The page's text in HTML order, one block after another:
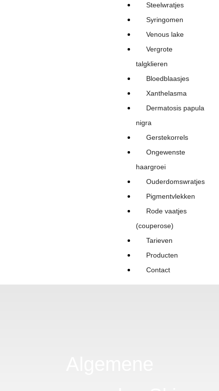
Steelwratjes
Syringomen
Venous lake
Vergrote
talgklieren
Bloedblaasjes
Xanthelasma
Dermatosis papula
nigra
Gerstekorrels
Ongewenste
haargroei
Ouderdomswratjes
Pigmentvlekken
Rode vaatjes
(couperose)
Tarieven
Producten
Contact